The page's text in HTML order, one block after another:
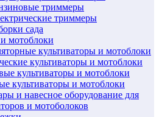
триммеры
триммеры
сада
мотоблоки
культиваторы и мотоблоки
культиваторы и мотоблоки
культиваторы и мотоблоки
культиваторы и мотоблоки
и навесное оборудование для
и мотоболоков